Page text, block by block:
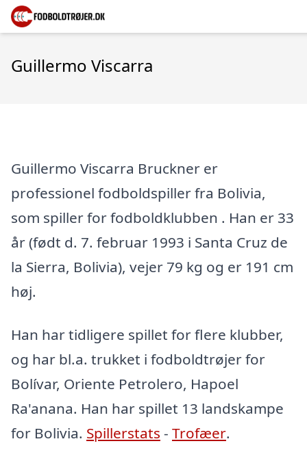
Guillermo Viscarra
Guillermo Viscarra Bruckner er
professionel fodboldspiller fra Bolivia,
som spiller for fodboldklubben . Han er 33
år (født d. 7. februar 1993 i Santa Cruz de
la Sierra, Bolivia), vejer 79 kg og er 191 cm
høj.
Han har tidligere spillet for flere klubber,
og har bl.a. trukket i fodboldtrøjer for
Bolívar, Oriente Petrolero, Hapoel
Ra'anana. Han har spillet 13 landskampe
for Bolivia. Spillerstats - Trofæer.